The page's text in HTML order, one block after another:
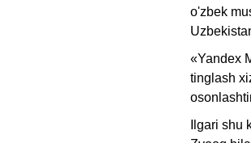
o'zbek
«Yandex
tinglash
Ilgari